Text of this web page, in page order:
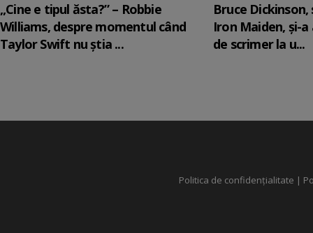
„Cine e tipul ăsta?” – Robbie
Williams, despre momentul când
Taylor Swift nu știa ...
Bruce
Iron Maiden, şi-
de scrimer la u...
Politica de confidențialitate |